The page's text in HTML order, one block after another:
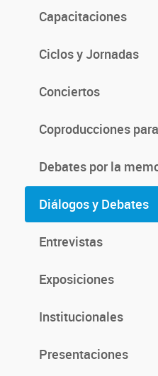
Capacitaciones
Ciclos y Jornadas
Conciertos
Coproducciones
Debates por la
Diálogos y Debates
Entrevistas
Exposiciones
Institucionales
Presentaciones